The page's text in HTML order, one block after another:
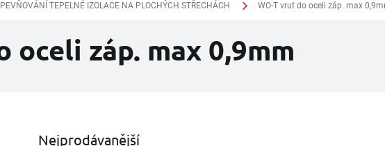
TEPELNÉ IZOLACE NA PLOCHÝCH STŘECHÁCH WO-T vrut do oceli záp. max
oceli záp. max 0,9mm
Nejprodávanější